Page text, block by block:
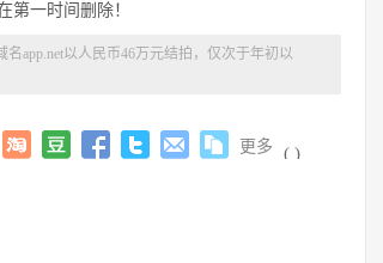
第一时间删除！
名app.net以人民币46万元结拍，仅次于年初以
更多 ( )